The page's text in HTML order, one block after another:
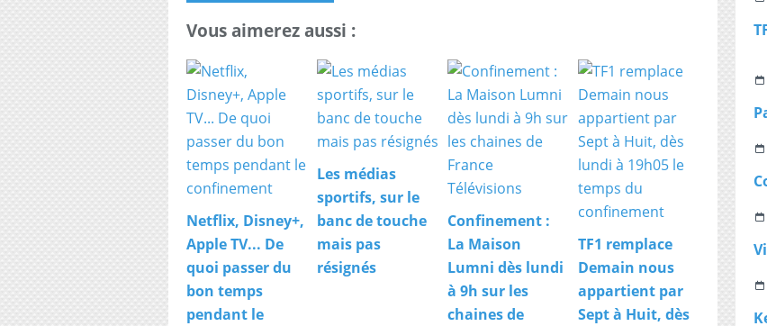
Vous aimerez aussi :
Netflix, Disney+,
Apple TV... De
quoi passer du
bon temps
pendant le
Les médias
sportifs, sur le
banc de touche
mais pas
résignés
Confinement :
La Maison
Lumni dès lundi
à 9h sur les
chaines de
TF1 remplace
Demain nous
appartient par
Sept à Huit, dès